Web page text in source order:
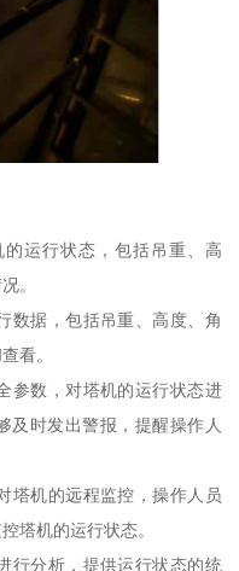
运行状态，包括吊重、高
。
数据，包括吊重、高度、角
看。
参数，对塔机的运行状态进
及时发出警报，提醒操作人
塔机的远程监控，操作人员
塔机的运行状态。
行分析，提供运行状态的统